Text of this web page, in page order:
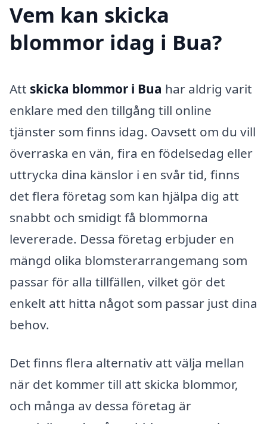
Vem kan skicka
blommor idag i Bua?
Att skicka blommor i Bua har aldrig varit
enklare med den tillgång till online
tjänster som finns idag. Oavsett om du vill
överraska en vän, fira en födelsedag eller
uttrycka dina känslor i en svår tid, finns
det flera företag som kan hjälpa dig att
snabbt och smidigt få blommorna
levererade. Dessa företag erbjuder en
mängd olika blomsterarrangemang som
passar för alla tillfällen, vilket gör det
enkelt att hitta något som passar just dina
behov.
Det finns flera alternativ att välja mellan
när det kommer till att skicka blommor,
och många av dessa företag är